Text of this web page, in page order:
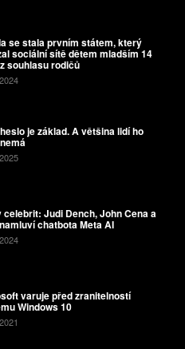
se stala prvním státem, který
sociální sítě dětem mladším 14
souhlasu rodičů
je základ. A většina lidí ho
celebrit: Judi Dench, John Cena a
chatbota Meta AI
varuje před zranitelností
Windows 10